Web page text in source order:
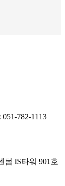
782-1113
텀 IS타워 901호